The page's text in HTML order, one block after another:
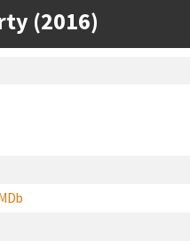
(2016)